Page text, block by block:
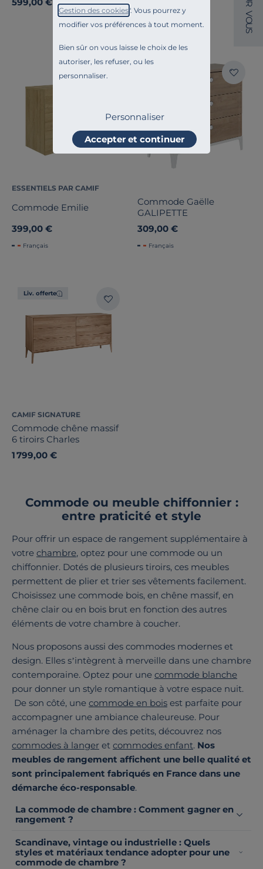
Gestion des cookies". Vous pourrez y
modifier vos préférences à tout moment.
Bien sûr on vous laisse le choix de les
autoriser, les refuser, ou les
personnaliser.
Personnaliser
Accepter et continuer
ESSENTIELS PAR CAMIF
Commode Emilie
399,00 €
Français
Commode Gaëlle
GALIPETTE
309,00 €
Français
Liv. offerte
CAMIF SIGNATURE
Commode chêne massif
6 tiroirs Charles
1 799,00 €
Commode ou meuble chiffonnier :
entre praticité et style
Pour offrir un espace de rangement supplémentaire à
votre chambre, optez pour une commode ou un
chiffonnier. Dotés de plusieurs tiroirs, ces meubles
permettent de plier et trier ses vêtements facilement.
Choisissez une commode bois, en chêne massif, en
chêne clair ou en bois brut en fonction des autres
éléments de votre chambre à coucher.
Nous proposons aussi des commodes modernes et
design. Elles s’intègrent à merveille dans une chambre
contemporaine. Optez pour une commode blanche
pour donner un style romantique à votre espace nuit.
De son côté, une commode en bois est parfaite pour
accompagner une ambiance chaleureuse. Pour
aménager la chambre des petits, découvrez nos
commodes à langer et commodes enfant. Nos
meubles de rangement affichent une belle qualité et
sont principalement fabriqués en France dans une
démarche éco-responsable.
La commode de chambre : Comment gagner en
rangement ?
Scandinave, vintage ou industrielle : Quels
styles et matériaux tendance adopter pour une
commode de chambre ?
R
V
O
U
S